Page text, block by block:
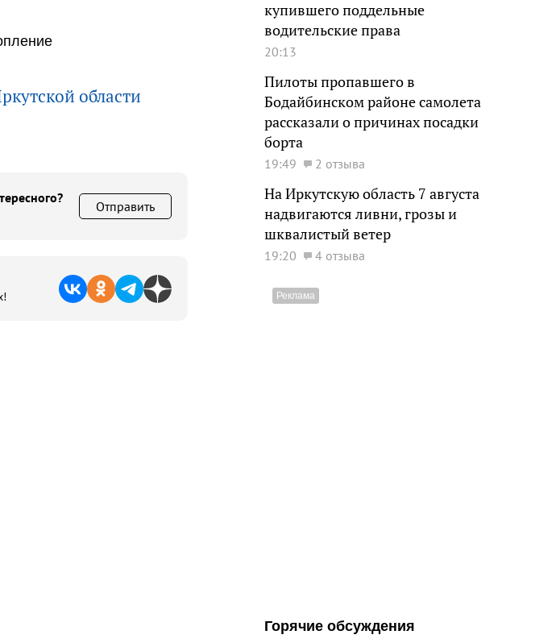
области
Отправить
купившего поддельные
водительские права
20:13
Пилоты пропавшего в
Бодайбинском районе самолета
рассказали о причинах посадки
борта
19:49 2 отзыва
На Иркутскую область 7 августа
надвигаются ливни, грозы и
шквалистый ветер
19:20 4 отзыва
Горячие обсуждения